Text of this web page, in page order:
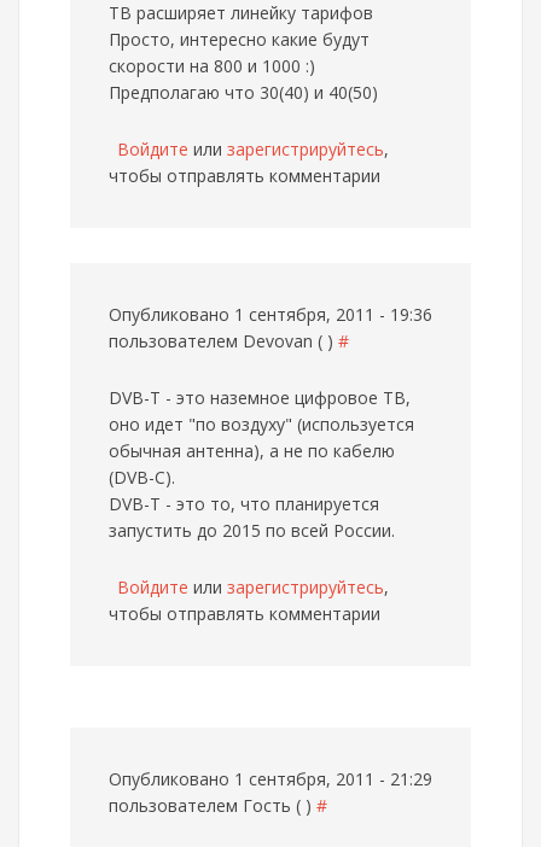
ТВ расширяет линейку тарифов
Просто, интересно какие будут
скорости на 800 и 1000 :)
Предполагаю что 30(40) и 40(50)
Войдите или зарегистрируйтесь,
чтобы отправлять комментарии
Опубликовано 1 сентября, 2011 - 19:36
пользователем Devovan ( ) #
DVB-T - это наземное цифровое ТВ,
оно идет "по воздуху" (используется
обычная антенна), а не по кабелю
(DVB-С).
DVB-T - это то, что планируется
запустить до 2015 по всей России.
Войдите или зарегистрируйтесь,
чтобы отправлять комментарии
Опубликовано 1 сентября, 2011 - 21:29
пользователем Гость ( ) #